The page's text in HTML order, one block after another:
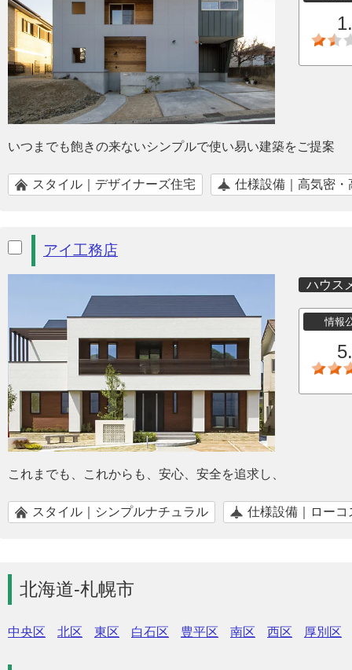
いつまでも飽きの来ないシンプルで使い易い建築をご提案
スタイル｜デザイナーズ住宅 仕様設備｜高気密・
アイ工務店
ハウス
情報
これまでも、これからも、安心、安全を追求し、
スタイル｜シンプルナチュラル 仕様設備｜ローコ
北海道-札幌市
中央区 北区 東区 白石区 豊平区 南区 西区 厚別区